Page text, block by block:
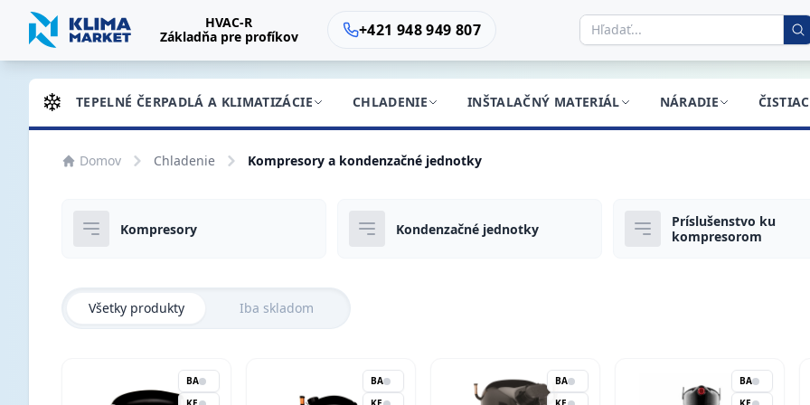
HVAC-R
Základňa pre profíkov
+421 948 949 807
TEPELNÉ ČERPADLÁ A KLIMATIZÁCIE CHLADENIE INŠTALAČNÝ MATERIÁL NÁRADIE
Domov Chladenie Kompresory a kondenzačné jednotky
Kompresory Kondenzačné jednotky
Príslušenstvo ku
kompresorom
Všetky produkty Iba skladom
BA
BA
BA
BA